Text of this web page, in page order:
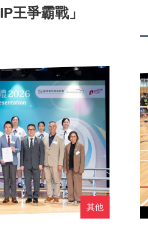
王爭霸戰」
其他